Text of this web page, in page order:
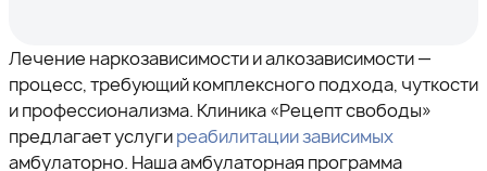
Лечение наркозависимости и алкозависимости —
процесс, требующий комплексного подхода, чуткости
и профессионализма. Клиника «Рецепт свободы»
предлагает услугиреабилитации зависимых
амбулаторно. Наша амбулаторная программа